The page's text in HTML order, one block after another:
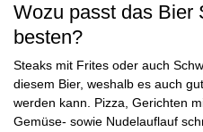
Wozu passt das Bier
besten?
Steaks mit Frites oder auch
diesem Bier, weshalb es auch
werden kann. Pizza, Gerichten
Gemüse- sowie Nudelauflauf